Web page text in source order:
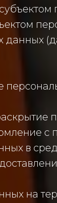
данных
с
в
на